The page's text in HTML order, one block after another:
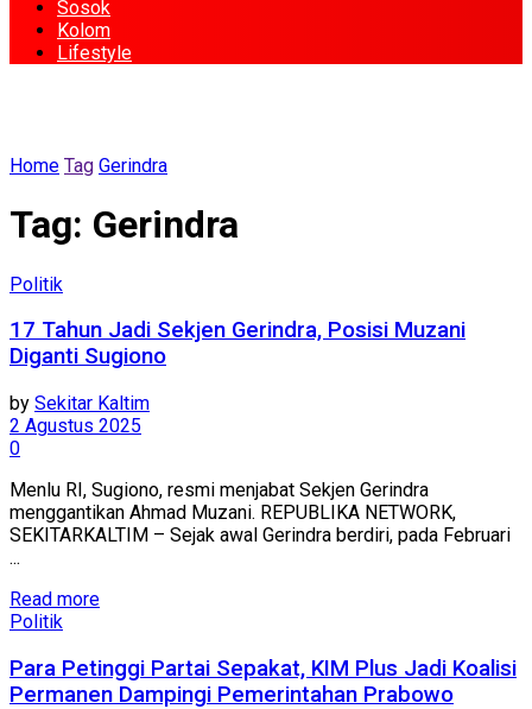
Sosok
Kolom
Lifestyle
Home Tag Gerindra
Tag: Gerindra
Politik
17 Tahun Jadi Sekjen Gerindra, Posisi Muzani
Diganti Sugiono
by Sekitar Kaltim
2 Agustus 2025
0
Menlu RI, Sugiono, resmi menjabat Sekjen Gerindra
menggantikan Ahmad Muzani. REPUBLIKA NETWORK,
SEKITARKALTIM – Sejak awal Gerindra berdiri, pada Februari
...
Read more
Politik
Para Petinggi Partai Sepakat, KIM Plus Jadi Koalisi
Permanen Dampingi Pemerintahan Prabowo